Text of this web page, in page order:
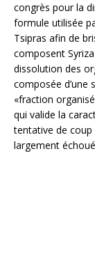
congrès pour la
formule utilisée
Tsipras afin de
composent
dissolution des
composée d’une
«fraction
qui valide la
tentative de coup
largement